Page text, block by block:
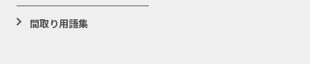
間取り用語集